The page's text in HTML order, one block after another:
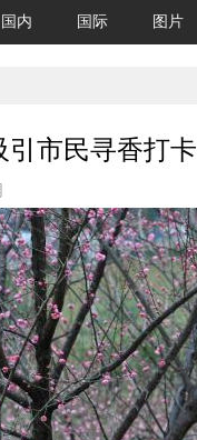
国内 国际 图片
引市民寻香打卡